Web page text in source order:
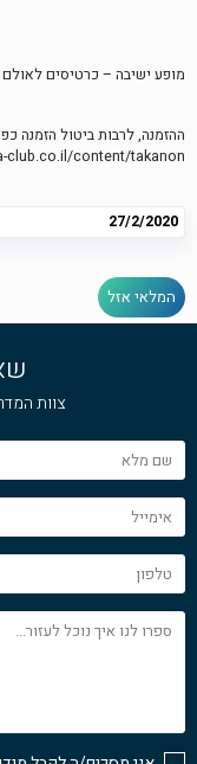
מופע ישיבה – כרטיסים לאולם
ההזמנה, לרבות ביטול הזמנה
club.co.il/content/takanon/
27/2/2020
המלאי אזל
צוות
שם
מלא
אימייל
טלפון
ספרו
לנו